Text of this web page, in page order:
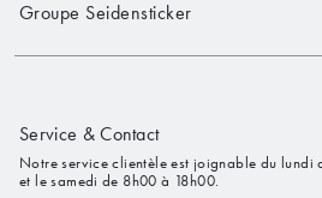
Groupe Seidensticker
Service & Contact
Notre service clientèle est joignable du lundi
et le samedi de 8h00 à 18h00.